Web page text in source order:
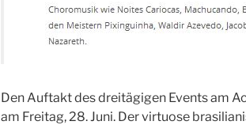
Den Auftakt des dreitägigen Events am
am Freitag, 28. Juni. Der virtuose